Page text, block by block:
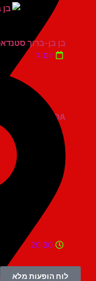
בן בן-ברוך סטנדאפ
יום ג'
20:30
לוח הופעות מלא